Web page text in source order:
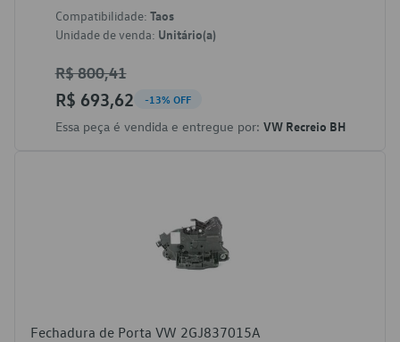
Compatibilidade: Taos
Unidade de venda: Unitário(a)
R$ 800,41
R$ 693,62 -13% OFF
Essa peça é vendida e entregue por: VW Recreio BH
Fechadura de Porta VW 2GJ837015A